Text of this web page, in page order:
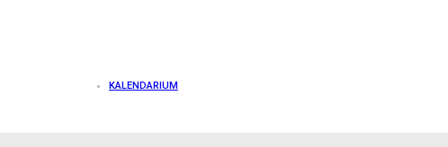
KALENDARIUM